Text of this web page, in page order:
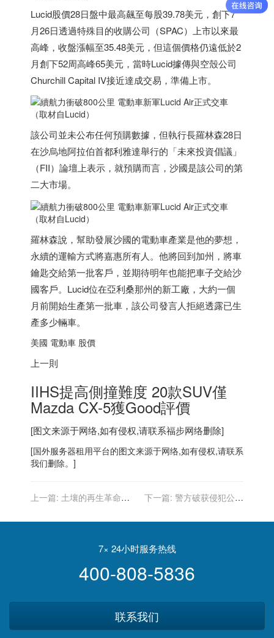
Lucid股價28日盤中最高飆至每股39.78美元，創下7
月26日透過特殊目的收購公司（SPAC）上市以來最
高峰，收盤漲幅至35.48美元，但這個價格仍遠低於2
月創下52周高峰65美元，當時Lucid據傳與空殼公司
Churchill Capital IV接近達成交易，準備上市。
（取材自Lucid）
該公司並未公布任何預購數據，但執行長羅林森28日
在沙烏地阿拉伯首都利雅達舉行的「未來投資倡議」
（FII）論壇上表示，就預購而言，沙國是該公司的第
二大市場。
（取材自Lucid）
羅林森說，幫助發展沙國的電動車產業是他的夢想，
永續的運輸方式將嘉惠所有人。他將回到加州，將車
鑰匙交給第一批客戶，並期待明年也能把車子交給沙
國客戶。Lucid位在亞利桑那州的新工廠，大約一個
月前開始生產第一批車，該公司發言人拒絕透露已生
產多少輛車。
美國 電動車 股價
上一則
IIHS提高側撞難度 20款SUV僅
Mazda CX-5獲Good評價
[图文来源于网络,如有侵权,请联系福步网络删除]
[国外服务器租用平台的图文来源于网络,如有侵权,请联系
我们删除。]
上一篇: 土壤的再生革命：
下一篇: 警方破获侵犯公民
条，通过网络平台以查询、
7× 24小时服务热线
400-808-5836
联系我们